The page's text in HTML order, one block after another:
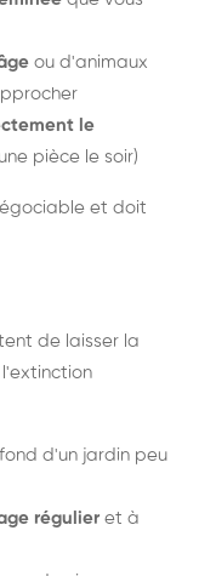
ou d'animaux
le
pièce le soir)
et doit
de laisser la
l'extinction
d'un jardin peu
régulier et à